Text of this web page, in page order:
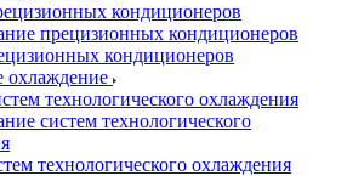
кондиционеров
прецизионных кондиционеров
кондиционеров
охлаждение
технологического охлаждения
систем технологического
технологического охлаждения